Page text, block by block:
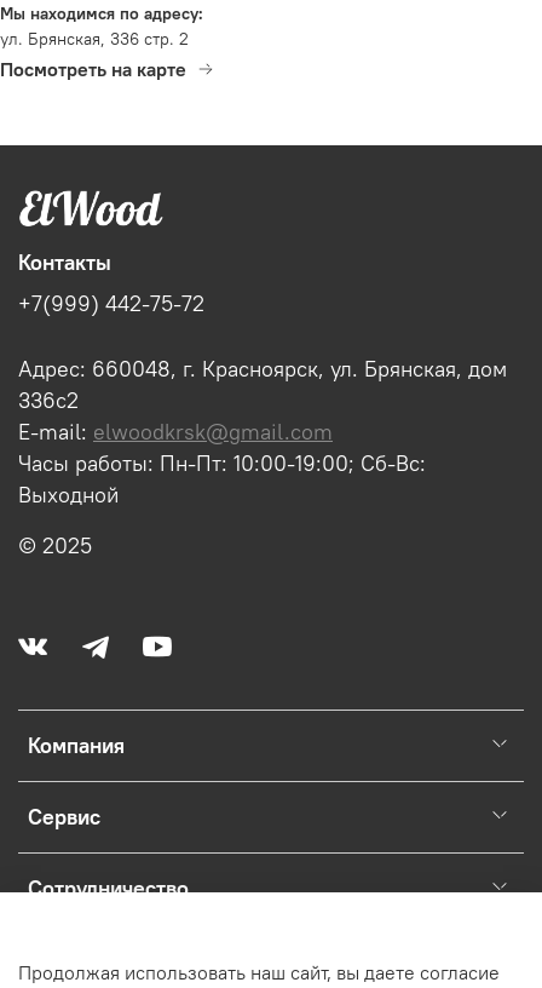
Мы находимся по адресу:
ул. Брянская, 336 стр. 2
Посмотреть на карте
Компания
Сервис
Сотрудничество
Контакты
+7(999) 442-75-72
Адрес: 660048, г. Красноярск, ул. Брянская, дом
336с2
E-mail: elwoodkrsk@gmail.com
Часы работы: Пн-Пт: 10:00-19:00; Сб-Вс:
Выходной
© 2025
Продолжая использовать наш сайт, вы даете согласие